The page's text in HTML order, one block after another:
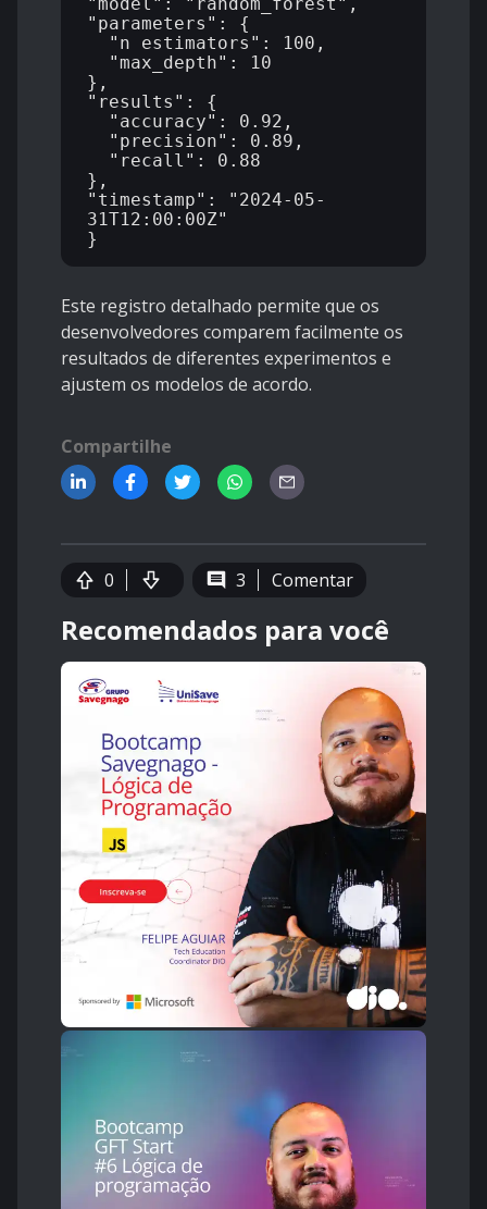
"parameters": {
"n_estimators": 100,
"max_depth": 10
},
"results": {
"accuracy": 0.92,
"precision": 0.89,
"recall": 0.88
},
"timestamp": "2024-05-
31T12:00:00Z"
Este registro detalhado permite que os
desenvolvedores comparem facilmente os
resultados de diferentes experimentos e
ajustem os modelos de acordo.
Compartilhe
0 3 Comentar
Recomendados para você